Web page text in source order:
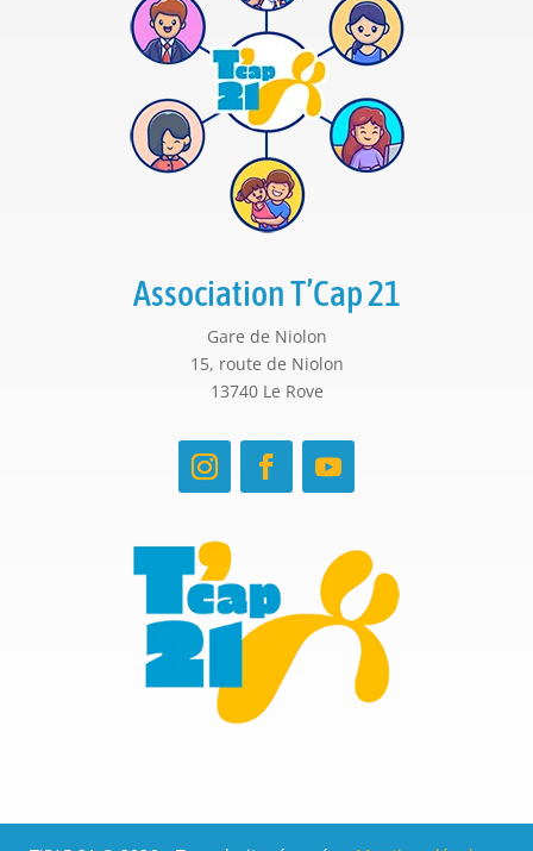
Association T’Cap 21
Gare de Niolon
15, route de Niolon
13740 Le Rove